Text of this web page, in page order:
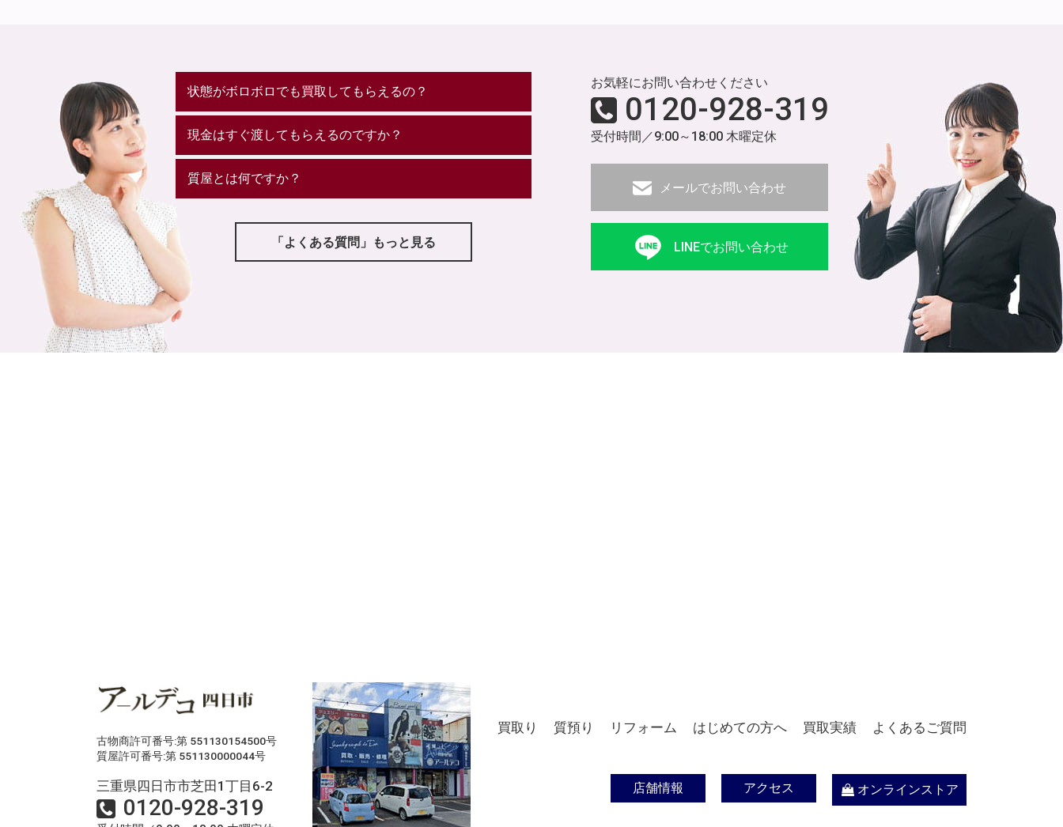
状態がボロボロでも買取してもらえるの？
現金はすぐ渡してもらえるのですか？
質屋とは何ですか？
「よくある質問」もっと見る
お気軽にお問い合わせください
0120-928-319
受付時間／9:00～18:00 木曜定休
メールでお問い合わせ
LINEでお問い合わせ
古物商許可番号:第 551130154500号
質屋許可番号:第 551130000044号
三重県四日市市芝田1丁目6-2
0120-928-319
買取り 質預り リフォーム はじめての方へ 買取実績 よくあるご質問
店舗情報 アクセス オンラインストア